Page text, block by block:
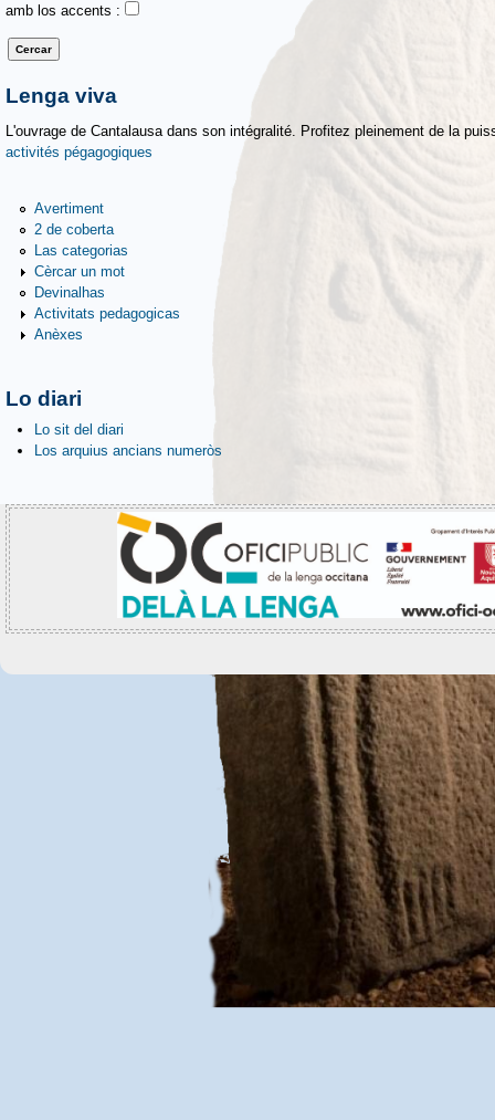
amb los accents :
Lenga viva
L'ouvrage de Cantalausa dans son intégralité. Profitez pleinement de la
activités pégagogiques
Avertiment
2 de coberta
Las categorias
Cèrcar un mot
Devinalhas
Activitats pedagogicas
Anèxes
Lo diari
Lo sit del diari
Los arquius ancians numeròs